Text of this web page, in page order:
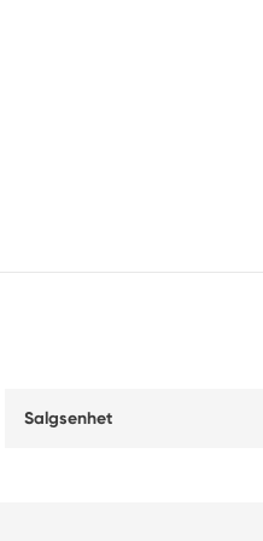
Salgsenhet